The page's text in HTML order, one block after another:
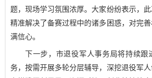
题，现场学习氛围浓厚。大家纷纷表示，此
精准解决了备赛过程中的诸多困惑，对完
满信心。
下一步，市退役军人事务局将持续跟
务，按需开展多轮分层辅导，深挖退役军